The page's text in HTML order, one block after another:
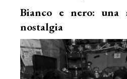
Bianco e nero: una
nostalgia